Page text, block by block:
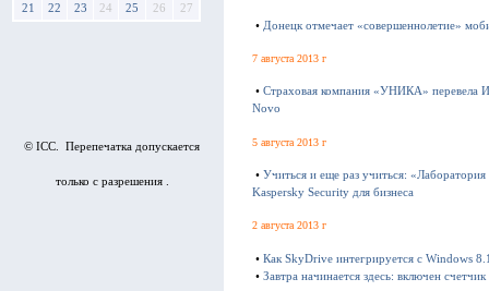
21
22 23 24 25 26 27
© ICC. Перепечатка допускается
только с разрешения .
• Донецк отмечает «совершеннолетие»
7 августа 2013 г
• Страховая компания «УНИКА» перевела
Novo
5 августа 2013 г
• Учиться и еще раз учиться:
Kaspersky Security для бизнеса
2 августа 2013 г
• Как SkyDrive интегрируется с Windows
• Завтра начинается здесь: включен